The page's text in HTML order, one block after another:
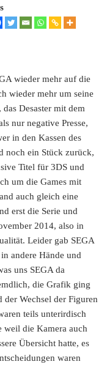
wieder mehr auf die
wieder mehr um seine
Desaster mit dem
nur negative Presse,
in den Kassen des
noch ein Stück zurück,
Titel für 3DS und
um die Games mit
auch gleich eine
erst die Serie und
2014, also in
Leider gab SEGA
andere Hände und
uns SEGA da
die Grafik ging
Wechsel der Figuren
teils unterirdisch
weil die Kamera auch
Übersicht hatte, es
waren